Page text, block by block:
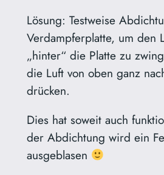
Lösung: Testweise
Verdampferplatte, um den
„hinter“ die Platte zu
die Luft von oben ganz
drücken.
Dies hat soweit auch
der Abdichtung wird ein
ausgeblasen